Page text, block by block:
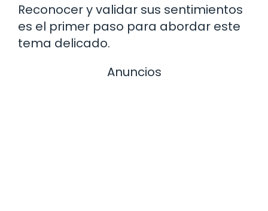
Reconocer y validar sus sentimientos
es el primer paso para abordar este
tema delicado.
Anuncios